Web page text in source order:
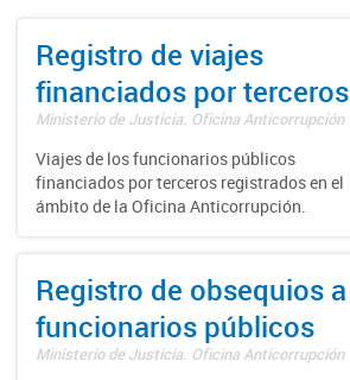
Registro de viajes
financiados por terceros
Ministerio de Justicia. Oficina Anticorrupción
Viajes de los funcionarios públicos
financiados por terceros registrados en el
ámbito de la Oficina Anticorrupción.
Registro de obsequios a
funcionarios públicos
Ministerio de Justicia. Oficina Anticorrupción